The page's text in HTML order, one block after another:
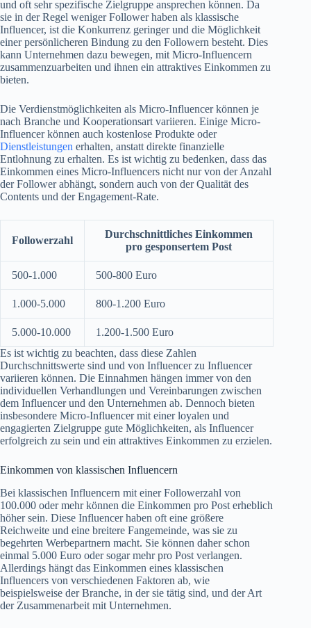
und oft sehr spezifische Zielgruppe ansprechen können. Da
sie in der Regel weniger Follower haben als klassische
Influencer, ist die Konkurrenz geringer und die Möglichkeit
einer persönlicheren Bindung zu den Followern besteht. Dies
kann Unternehmen dazu bewegen, mit Micro-Influencern
zusammenzuarbeiten und ihnen ein attraktives Einkommen zu
bieten.
Die Verdienstmöglichkeiten als Micro-Influencer können je
nach Branche und Kooperationsart variieren. Einige Micro-
Influencer können auch kostenlose Produkte oder
Dienstleistungen erhalten, anstatt direkte finanzielle
Entlohnung zu erhalten. Es ist wichtig zu bedenken, dass das
Einkommen eines Micro-Influencers nicht nur von der Anzahl
der Follower abhängt, sondern auch von der Qualität des
Contents und der Engagement-Rate.
Followerzahl
Durchschnittliches Einkommen
pro gesponsertem Post
500-1.000 500-800 Euro
1.000-5.000 800-1.200 Euro
5.000-10.000
1.200-1.500 Euro
Es ist wichtig zu beachten, dass diese Zahlen
Durchschnittswerte sind und von Influencer zu Influencer
variieren können. Die Einnahmen hängen immer von den
individuellen Verhandlungen und Vereinbarungen zwischen
dem Influencer und den Unternehmen ab. Dennoch bieten
insbesondere Micro-Influencer mit einer loyalen und
engagierten Zielgruppe gute Möglichkeiten, als Influencer
erfolgreich zu sein und ein attraktives Einkommen zu erzielen.
Einkommen von klassischen Influencern
Bei klassischen Influencern mit einer Followerzahl von
100.000 oder mehr können die Einkommen pro Post erheblich
höher sein. Diese Influencer haben oft eine größere
Reichweite und eine breitere Fangemeinde, was sie zu
begehrten Werbepartnern macht. Sie können daher schon
einmal 5.000 Euro oder sogar mehr pro Post verlangen.
Allerdings hängt das Einkommen eines klassischen
Influencers von verschiedenen Faktoren ab, wie
beispielsweise der Branche, in der sie tätig sind, und der Art
der Zusammenarbeit mit Unternehmen.